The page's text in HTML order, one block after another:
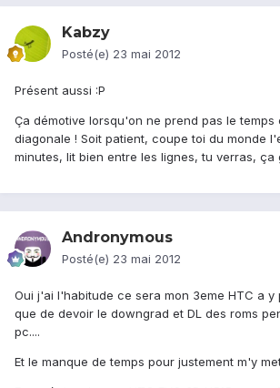
Kabzy
Posté(e) 23 mai 2012
Présent aussi :P
Ça démotive lorsqu'on ne prend pas le temps
diagonale ! Soit patient, coupe toi du monde
minutes, lit bien entre les lignes, tu verras, ça
Andronymous
Posté(e) 23 mai 2012
Oui j'ai l'habitude ce sera mon 3eme HTC a y
que de devoir le downgrad et DL des roms
pc....
Et le manque de temps pour justement m'y